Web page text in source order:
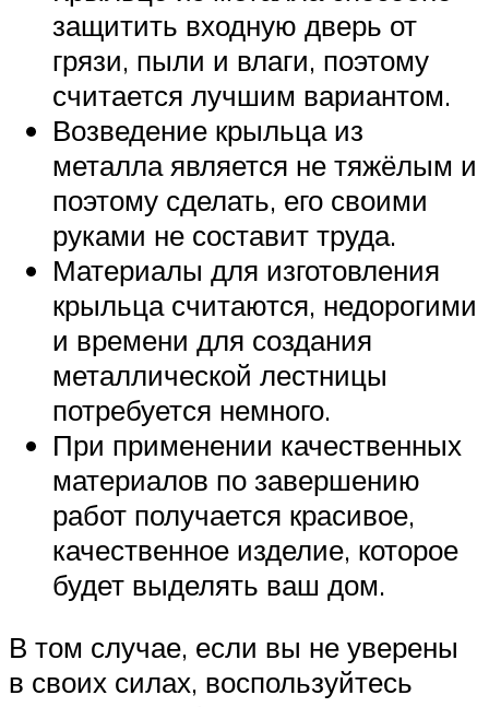
защитить входную дверь от
грязи, пыли и влаги, поэтому
считается лучшим вариантом.
Возведение крыльца из
металла является не тяжёлым и
поэтому сделать, его своими
руками не составит труда.
Материалы для изготовления
крыльца считаются, недорогими
и времени для создания
металлической лестницы
потребуется немного.
При применении качественных
материалов по завершению
работ получается красивое,
качественное изделие, которое
будет выделять ваш дом.
В том случае, если вы не уверены
в своих силах, воспользуйтесь